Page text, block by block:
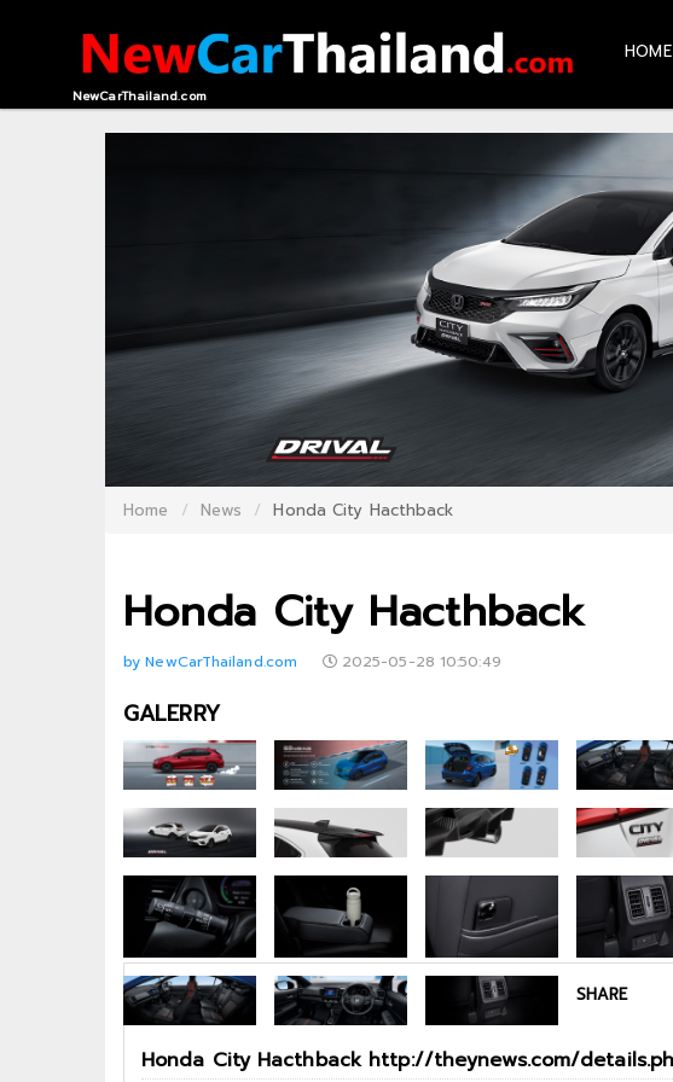
HOME
RECOMMEND
NewCarThailand.com
HOME
Home News Honda City Hacthback
Honda City Hacthback
by NewCarThailand.com 2025-05-28 10:50:49
GALERRY
SHARE